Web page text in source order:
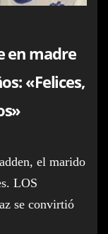
en madre
«Felices,
el marido
LOS
se convirtió